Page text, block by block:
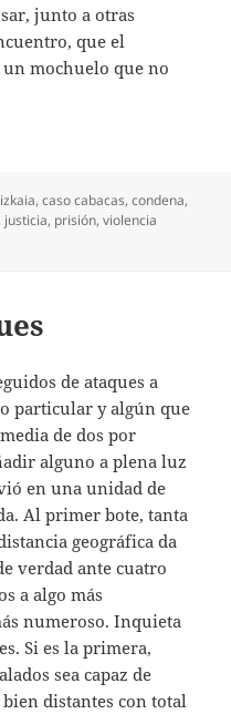
junto a otras
que el
un mochuelo que no
,caso cabacas,condena,
justicia, prisión,violencia
de ataques a
particular y algún que
de dos por
alguno a plena luz
en una unidad de
Al primer bote, tanta
geográfica da
verdad ante cuatro
a algo más
numeroso. Inquieta
Si es la primera,
sea capaz de
distantes con total